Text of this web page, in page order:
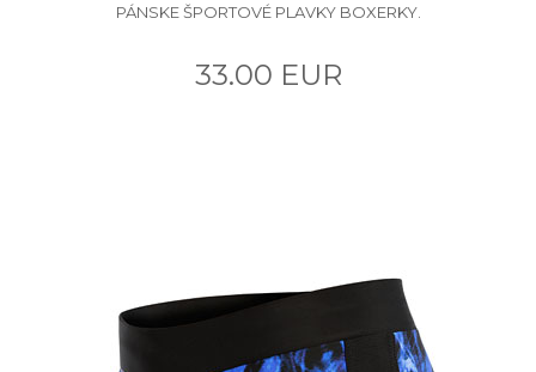
PÁNSKE ŠPORTOVÉ PLAVKY BOXERKY.
33.00 EUR